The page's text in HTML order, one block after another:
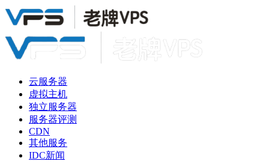
云服务器
虚拟主机
独立服务器
服务器评测
CDN
其他服务
IDC新闻